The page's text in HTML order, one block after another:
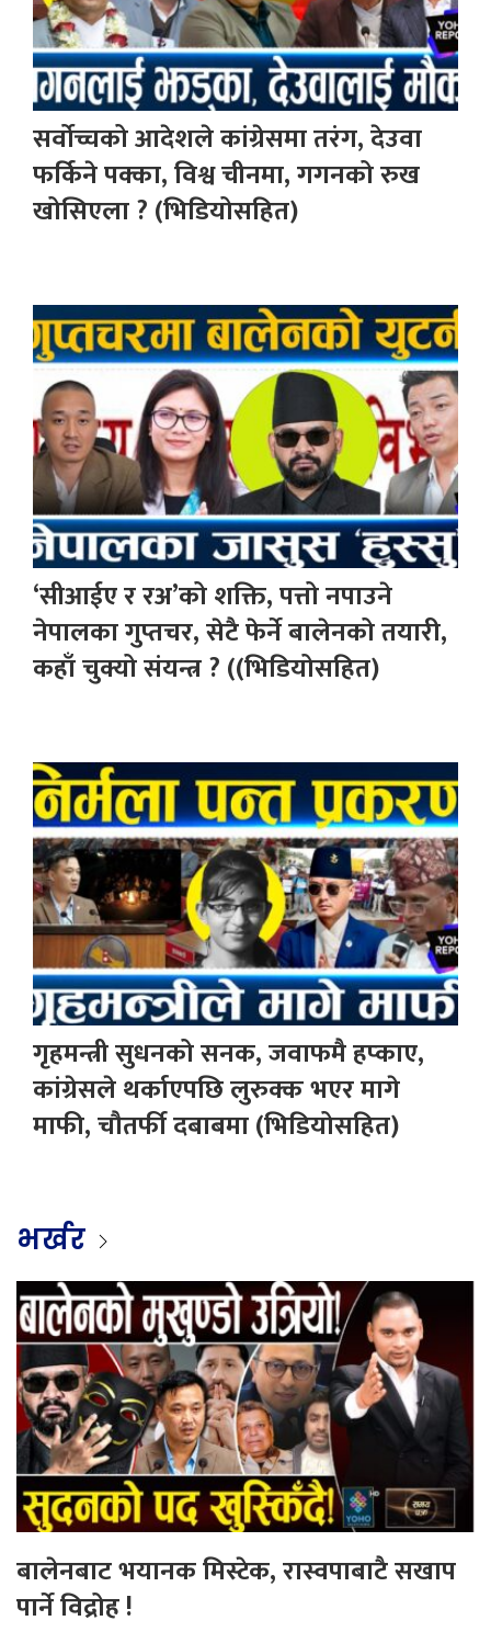
सर्वोच्चको आदेशले कांग्रेसमा तरंग, देउवा
फर्किने पक्का, विश्व चीनमा, गगनको रुख
खोसिएला ? (भिडियोसहित)
‘सीआईए र रअ’को शक्ति, पत्तो नपाउने
नेपालका गुप्तचर, सेटै फेर्ने बालेनको तयारी,
कहाँ चुक्यो संयन्त्र ? ((भिडियोसहित)
गृहमन्त्री सुधनको सनक, जवाफमै हप्काए,
कांग्रेसले थर्काएपछि लुरुक्क भएर मागे
माफी, चौतर्फी दबाबमा (भिडियोसहित)
भर्खर
बालेनबाट भयानक मिस्टेक, रास्वपाबाटै सखाप
पार्ने विद्रोह !